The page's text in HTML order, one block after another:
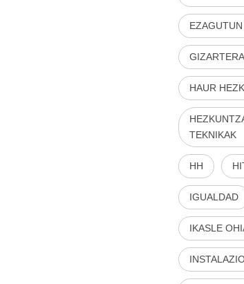
EZAGUTUN
HAUR
TEKNIKAK
HH
IGUALDAD
IKASLE